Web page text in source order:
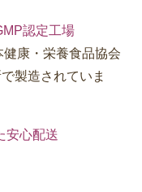
認定工場
健康・栄養食品協会
製造されていま
安心配送